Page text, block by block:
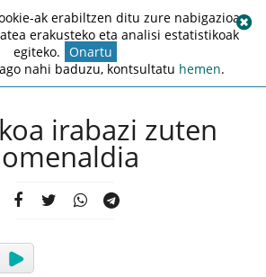
irabazi zuten
ak erabiltzen ditu zure nabigazioa
erakusteko eta analisi estatistikoak
egiteko. Onartu
nahi baduzu, kontsultatu hemen.